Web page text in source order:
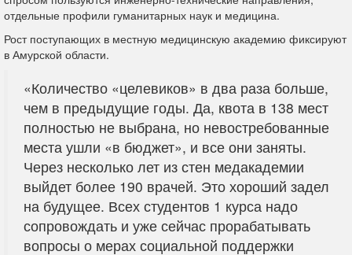
отдельные профили гуманитарных наук и медицина.
Рост поступающих в местную медицинскую академию фиксируют
в Амурской области.
«Количество «целевиков» в два раза больше,
чем в предыдущие годы. Да, квота в 138 мест
полностью не выбрана, но невостребованные
места ушли «в бюджет», и все они заняты.
Через несколько лет из стен медакадемии
выйдет более 190 врачей. Это хороший задел
на будущее. Всех студентов 1 курса надо
сопровождать и уже сейчас прорабатывать
вопросы о мерах социальной поддержки